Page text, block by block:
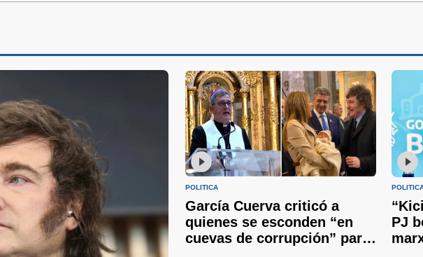
POLÍTICA
García Cuerva criticó a
quienes se esconden “en
cuevas de corrupción” para
PJ